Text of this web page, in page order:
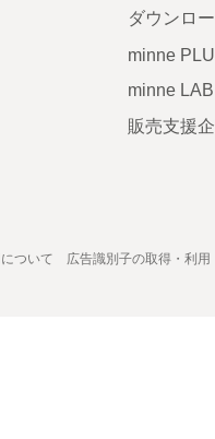
ダウンロ
minne
minne LAB
販売支援
ついて 広告識別子の取得・利用